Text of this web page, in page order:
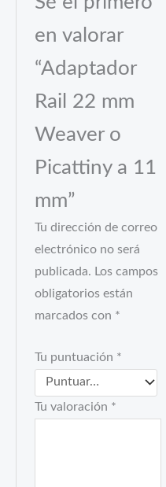
en valorar
“Adaptador
Rail 22 mm
Weaver o
Picattiny a 11
mm”
Tu dirección de correo
electrónico no será
publicada. Los campos
obligatorios están
marcados con *
Tu puntuación *
Tu valoración *